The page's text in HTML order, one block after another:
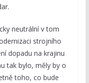
neutrální v tom
strojního
dopadu na krajinu
tak bylo, měly by o
toho, co bude